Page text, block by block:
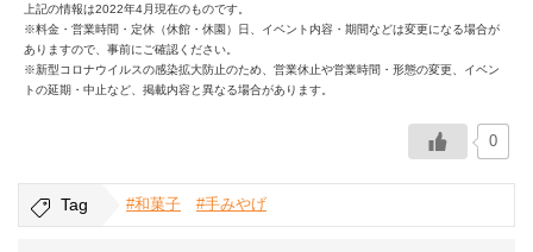
上記の情報は2022年4月現在のものです。
※料金・営業時間・定休（休館・休園）日、イベント内容・期間などは変更になる場合が
ありますので、事前にご確認ください。
※新型コロナウイルスの感染拡大防止のため、営業休止や営業時間・形態の変更、イベン
トの延期・中止など、掲載内容と異なる場合があります。
0
Tag #和菓子 #手みやげ